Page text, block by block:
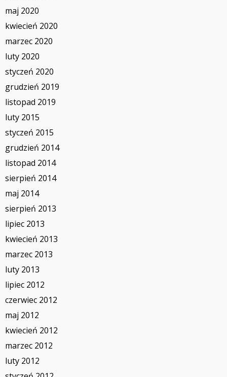
maj 2020
kwiecień 2020
marzec 2020
luty 2020
styczeń 2020
grudzień 2019
listopad 2019
luty 2015
styczeń 2015
grudzień 2014
listopad 2014
sierpień 2014
maj 2014
sierpień 2013
lipiec 2013
kwiecień 2013
marzec 2013
luty 2013
lipiec 2012
czerwiec 2012
maj 2012
kwiecień 2012
marzec 2012
luty 2012